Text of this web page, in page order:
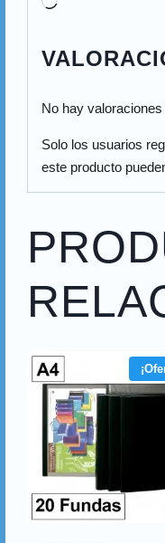
No hay valoraciones
Solo los usuarios
este producto